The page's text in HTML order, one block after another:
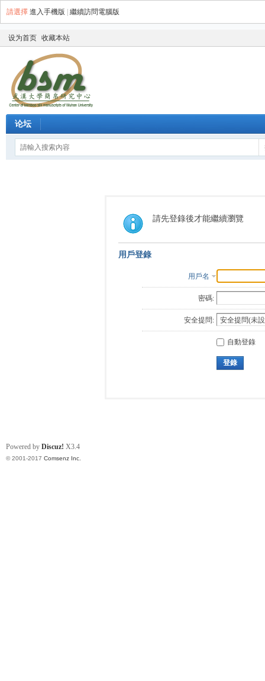
請選擇 進入手機版 繼續訪問電腦版
设为首页 收藏本站
论坛
請先登錄後才能繼續瀏覽
用戶登錄
用戶名
密碼:
安全提問:
自動登錄
登錄
Powered by Discuz! X3.4
© 2001-2017 Comsenz Inc.